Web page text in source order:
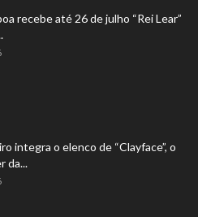
recebe até 26 de julho “Rei Lear”
integra o elenco de “Clayface”, o
da...